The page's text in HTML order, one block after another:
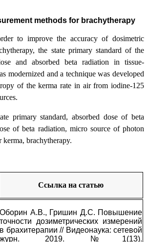
methods for brachytherapy
to improve the accuracy of dosimetric
the state primary standard of the
and absorbed beta radiation in tissue-
modernized and a technique was developed
of the kerma rate in air from iodine-125
primary standard, absorbed dose of beta
of beta radiation, micro source of photon
brachytherapy.
Ссылка на статью
Оборин А.В., Гришин Д.С. Повышение
точности дозиметрических измерений
в брахитерапии // Видеонаука: сетевой
журн. 2019. №1(13).